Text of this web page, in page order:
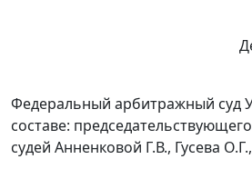
Федеральный арбитражный суд
составе:
судей Анненковой Г.В., Гусева О.Г.,